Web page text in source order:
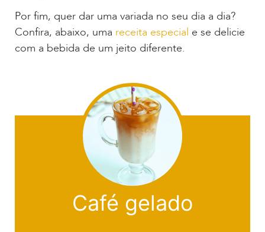
Por fim, quer dar uma variada no seu dia a dia?
Confira, abaixo, uma receita especial e se delicie
com a bebida de um jeito diferente.
Café gelado